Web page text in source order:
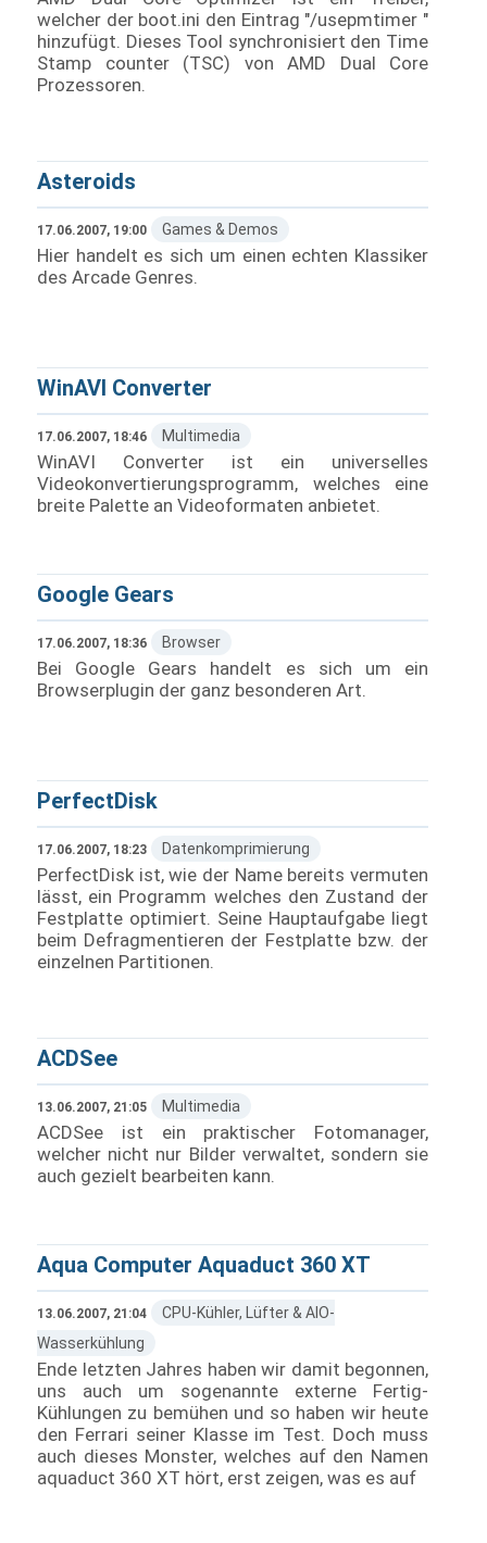
welcher der boot.ini den Eintrag "/usepmtimer "
hinzufügt. Dieses Tool synchronisiert den Time
Stamp counter (TSC) von AMD Dual Core
Prozessoren.
Asteroids
17.06.2007, 19:00 Games & Demos
Hier handelt es sich um einen echten Klassiker
des Arcade Genres.
WinAVI Converter
17.06.2007, 18:46 Multimedia
WinAVI Converter ist ein universelles
Videokonvertierungsprogramm, welches eine
breite Palette an Videoformaten anbietet.
Google Gears
17.06.2007, 18:36 Browser
Bei Google Gears handelt es sich um ein
Browserplugin der ganz besonderen Art.
PerfectDisk
17.06.2007, 18:23 Datenkomprimierung
PerfectDisk ist, wie der Name bereits vermuten
lässt, ein Programm welches den Zustand der
Festplatte optimiert. Seine Hauptaufgabe liegt
beim Defragmentieren der Festplatte bzw. der
einzelnen Partitionen.
ACDSee
13.06.2007, 21:05 Multimedia
ACDSee ist ein praktischer Fotomanager,
welcher nicht nur Bilder verwaltet, sondern sie
auch gezielt bearbeiten kann.
Aqua Computer Aquaduct 360 XT
13.06.2007, 21:04
CPU-Kühler, Lüfter & AIO-
Wasserkühlung
Ende letzten Jahres haben wir damit begonnen,
uns auch um sogenannte externe Fertig-
Kühlungen zu bemühen und so haben wir heute
den Ferrari seiner Klasse im Test. Doch muss
auch dieses Monster, welches auf den Namen
aquaduct 360 XT hört, erst zeigen, was es auf